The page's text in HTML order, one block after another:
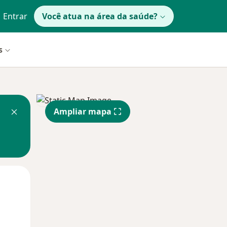
Entrar Você atua na área da saúde?
Ampliar mapa